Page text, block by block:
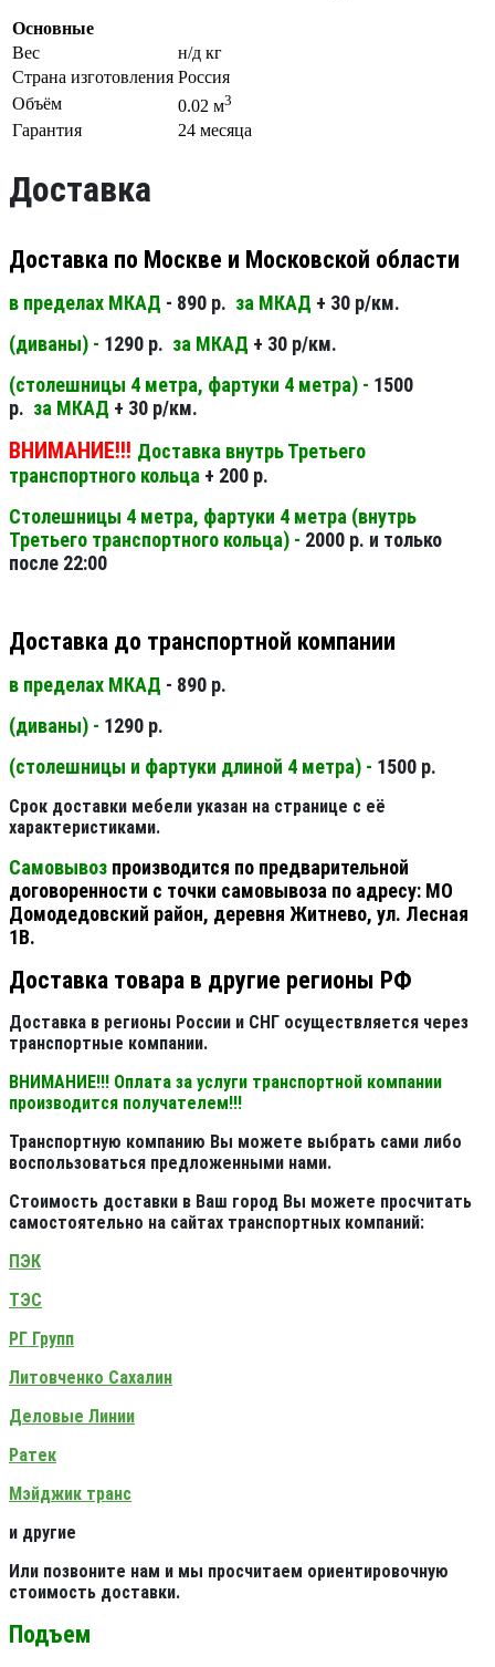
Основные
Вес
н/д кг
Страна изготовления Россия
Объём
0.02 м3
Гарантия 24 месяца
Доставка
Доставка по Москве и Московской области
в пределах МКАД - 890 р. за МКАД + 30 р/км.
(диваны) - 1290 р. за МКАД + 30 р/км.
(столешницы 4 метра, фартуки 4 метра) - 1500
р. за МКАД + 30 р/км.
ВНИМАНИЕ!!! Доставка внутрь Третьего
транспортного кольца + 200 р.
Столешницы 4 метра, фартуки 4 метра (внутрь
Третьего транспортного кольца) - 2000 р. и только
после 22:00
Доставка до транспортной компании
в пределах МКАД - 890 р.
(диваны) - 1290 р.
(столешницы и фартуки длиной 4 метра) - 1500 р.
Срок доставки мебели указан на странице с её
характеристиками.
Самовывоз производится по предварительной
договоренности с точки самовывоза по адресу: МО
Домодедовский район, деревня Житнево, ул. Лесная
1В.
Доставка товара в другие регионы РФ
Доставка в регионы России и СНГ осуществляется через
транспортные компании.
ВНИМАНИЕ!!! Оплата за услуги транспортной компании
производится получателем!!!
Транспортную компанию Вы можете выбрать сами либо
воспользоваться предложенными нами.
Стоимость доставки в Ваш город Вы можете просчитать
самостоятельно на сайтах транспортных компаний:
ПЭК
ТЭС
РГ Групп
Литовченко Сахалин
Деловые Линии
Ратек
Мэйджик транс
и другие
Или позвоните нам и мы просчитаем ориентировочную
стоимость доставки.
Подъем